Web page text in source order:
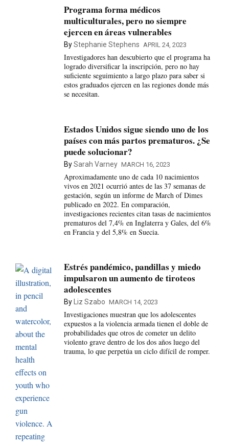
Programa forma médicos
multiculturales, pero no siempre
ejercen en áreas vulnerables
ByStephanie Stephens APRIL 24, 2023
Investigadores han descubierto que el programa ha
logrado diversificar la inscripción, pero no hay
suficiente seguimiento a largo plazo para saber si
estos graduados ejercen en las regiones donde más
se necesitan.
Estados Unidos sigue siendo uno de los
países con más partos prematuros. ¿Se
puede solucionar?
BySarah Varney MARCH 16, 2023
Aproximadamente uno de cada 10 nacimientos
vivos en 2021 ocurrió antes de las 37 semanas de
gestación, según un informe de March of Dimes
publicado en 2022. En comparación,
investigaciones recientes citan tasas de nacimientos
prematuros del 7,4% en Inglaterra y Gales, del 6%
en Francia y del 5,8% en Suecia.
Estrés pandémico, pandillas y miedo
impulsaron un aumento de tiroteos
adolescentes
By Liz Szabo MARCH 14, 2023
Investigaciones muestran que los adolescentes
expuestos a la violencia armada tienen el doble de
probabilidades que otros de cometer un delito
violento grave dentro de los dos años luego del
trauma, lo que perpetúa un ciclo difícil de romper.